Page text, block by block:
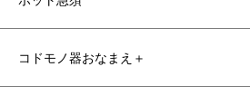
コドモノ器おなまえ＋